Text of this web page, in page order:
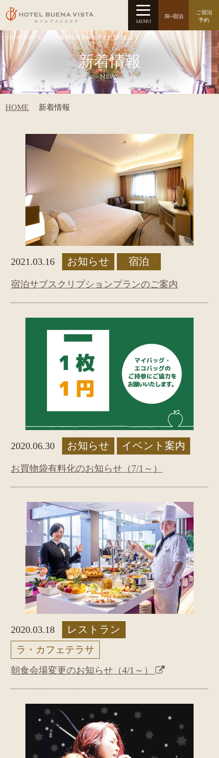
ホテルブエナビスタの最新情報をいち早くお届けします
新着情報
News
HOME 新着情報
2021.03.16 お知らせ 宿泊
宿泊サブスクリプションプランのご案内
2020.06.30 お知らせ イベント案内
お買物袋有料化のお知らせ（7/1～）
2020.03.18 レストラン
ラ・カフェテラサ
朝食会場変更のお知らせ（4/1～）
MENU
JR+宿泊
ご宿泊
予約